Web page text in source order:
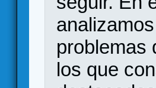
problemas
los que